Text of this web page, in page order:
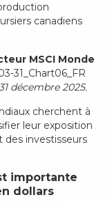
canadiens
MSCI Monde
décembre 2025.
cherchent à
leur exposition
des investisseurs
importante
dollars